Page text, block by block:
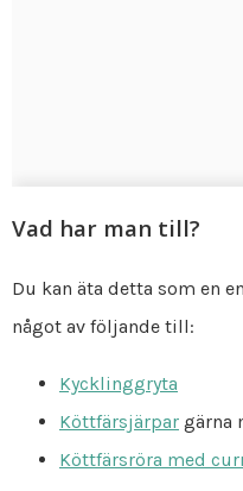
Vad har man till?
Du kan äta detta som en
något av följande till:
Kycklinggryta
Köttfärsjärpar gärna
Köttfärsröra med